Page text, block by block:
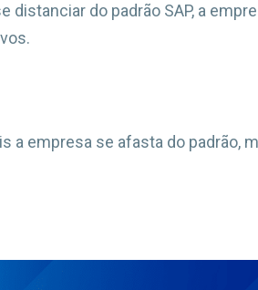
distanciar do padrão SAP, a
a empresa se afasta do padrão,